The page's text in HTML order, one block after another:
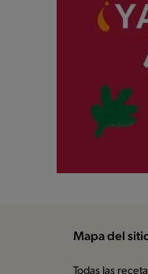
Mapa del
Todas las